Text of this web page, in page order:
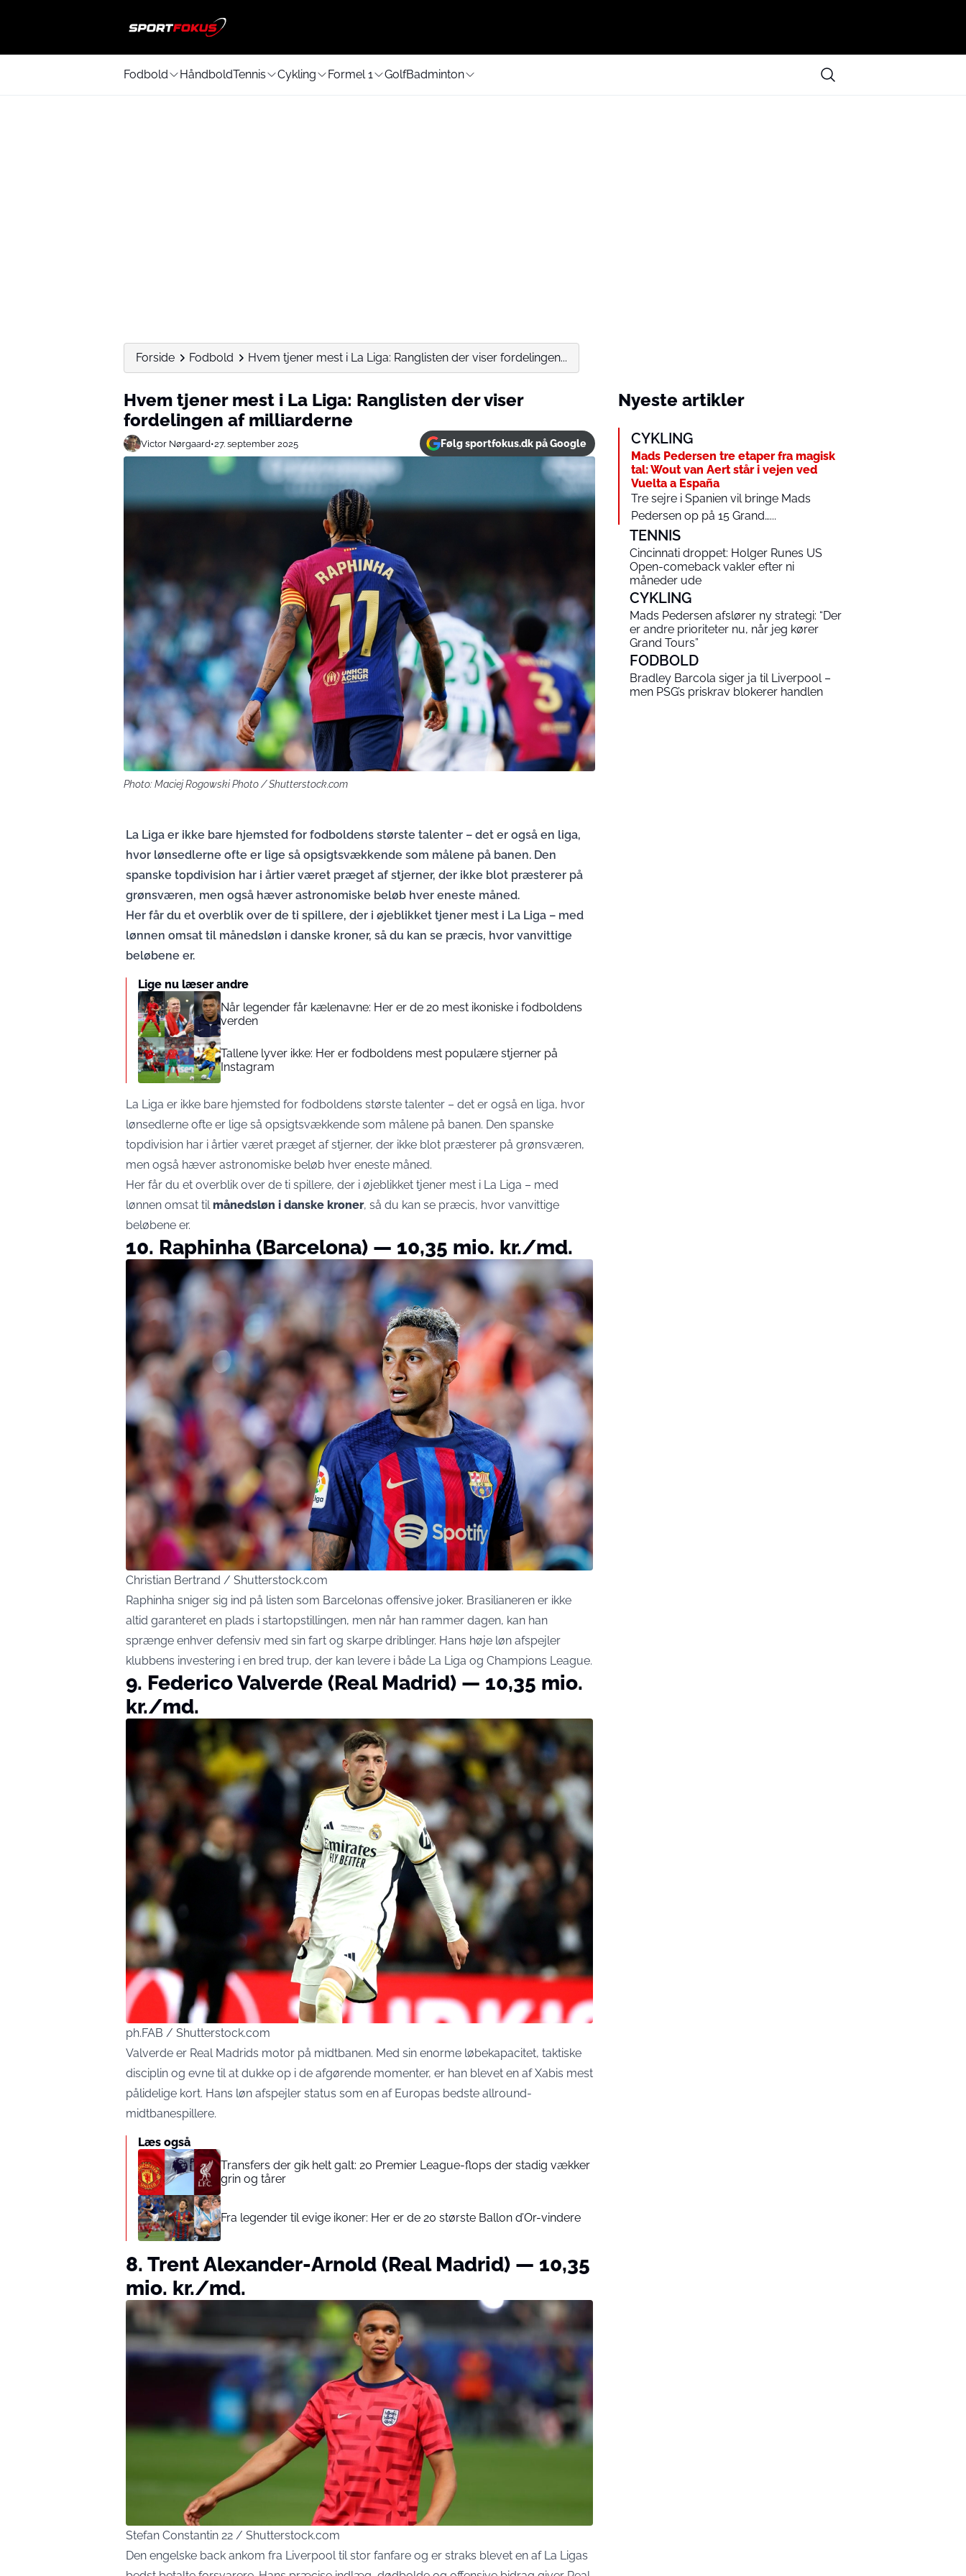
Fodbold HåndboldTennis Cykling Formel 1 GolfBadminton
Forside Fodbold Hvem tjener mest i La Liga: Ranglisten der viser fordelingen...
Hvem tjener mest i La Liga: Ranglisten der viser
fordelingen af milliarderne
Victor Nørgaard•27. september 2025 Følg sportfokus.dk på Google
Photo: Maciej Rogowski Photo / Shutterstock.com
La Liga er ikke bare hjemsted for fodboldens største talenter – det er også en liga,
hvor lønsedlerne ofte er lige så opsigtsvækkende som målene på banen. Den
spanske topdivision har i årtier været præget af stjerner, der ikke blot præsterer på
grønsværen, men også hæver astronomiske beløb hver eneste måned.
Her får du et overblik over de ti spillere, der i øjeblikket tjener mest i La Liga – med
lønnen omsat til månedsløn i danske kroner, så du kan se præcis, hvor vanvittige
beløbene er.
Lige nu læser andre
Når legender får kælenavne: Her er de 20 mest ikoniske i fodboldens
verden
Tallene lyver ikke: Her er fodboldens mest populære stjerner på
Instagram
La Liga er ikke bare hjemsted for fodboldens største talenter – det er også en liga, hvor
lønsedlerne ofte er lige så opsigtsvækkende som målene på banen. Den spanske
topdivision har i årtier været præget af stjerner, der ikke blot præsterer på grønsværen,
men også hæver astronomiske beløb hver eneste måned.
Her får du et overblik over de ti spillere, der i øjeblikket tjener mest i La Liga – med
lønnen omsat til månedsløn i danske kroner, så du kan se præcis, hvor vanvittige
beløbene er.
10. Raphinha (Barcelona) — 10,35 mio. kr./md.
Christian Bertrand / Shutterstock.com
Raphinha sniger sig ind på listen som Barcelonas offensive joker. Brasilianeren er ikke
altid garanteret en plads i startopstillingen, men når han rammer dagen, kan han
sprænge enhver defensiv med sin fart og skarpe driblinger. Hans høje løn afspejler
klubbens investering i en bred trup, der kan levere i både La Liga og Champions League.
9. Federico Valverde (Real Madrid) — 10,35 mio.
kr./md.
ph.FAB / Shutterstock.com
Valverde er Real Madrids motor på midtbanen. Med sin enorme løbekapacitet, taktiske
disciplin og evne til at dukke op i de afgørende momenter, er han blevet en af Xabis mest
pålidelige kort. Hans løn afspejler status som en af Europas bedste allround-
midtbanespillere.
Læs også
Transfers der gik helt galt: 20 Premier League-flops der stadig vækker
grin og tårer
Fra legender til evige ikoner: Her er de 20 største Ballon d’Or-vindere
8. Trent Alexander-Arnold (Real Madrid) — 10,35
mio. kr./md.
Stefan Constantin 22 / Shutterstock.com
Den engelske back ankom fra Liverpool til stor fanfare og er straks blevet en af La Ligas
Nyeste artikler
CYKLING
Mads Pedersen tre etaper fra magisk
tal: Wout van Aert står i vejen ved
Vuelta a España
Tre sejre i Spanien vil bringe Mads
Pedersen op på 15 Grand…...
TENNIS
Cincinnati droppet: Holger Runes US
Open-comeback vakler efter ni
måneder ude
CYKLING
Mads Pedersen afslører ny strategi: “Der
er andre prioriteter nu, når jeg kører
Grand Tours”
FODBOLD
Bradley Barcola siger ja til Liverpool –
men PSG’s priskrav blokerer handlen